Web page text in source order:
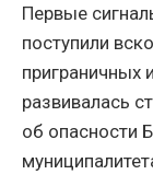
Первые
поступили
приграничных
развивалась
об опасности